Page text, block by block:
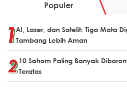
Populer
AI, Laser, dan Satelit: Tiga Mata
Tambang Lebih Aman
10 Saham Paling Banyak
Teratas